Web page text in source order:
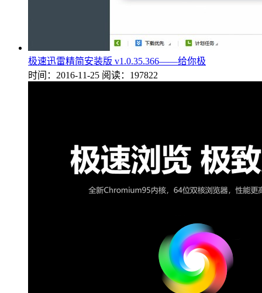
极速迅雷精简安装版 v1.0.35.366——给你极
时间：2016-11-25 阅读：197822